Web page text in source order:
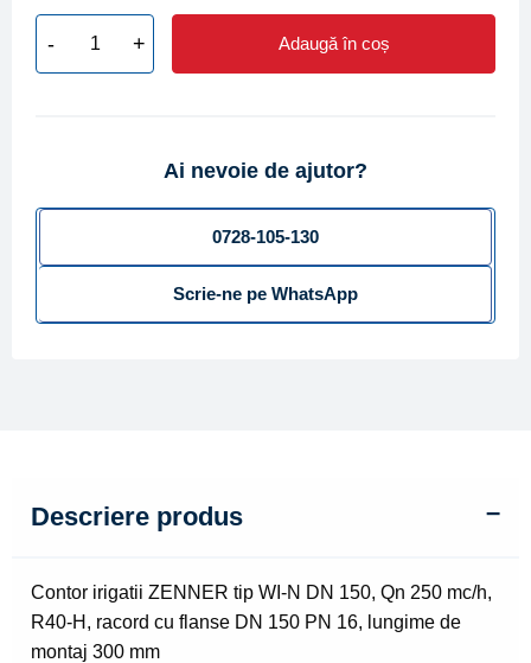
-
Cantitate
WI-
DN
+ Adaugă în coș
Ai nevoie de ajutor?
0728-105-130
Scrie-ne pe WhatsApp
Descriere produs
Contor irigatii ZENNER tip WI-N DN 150, Qn 250 mc/h,
R40-H, racord cu flanse DN 150 PN 16, lungime de
montaj 300 mm